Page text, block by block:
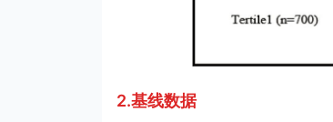
2.基线数据